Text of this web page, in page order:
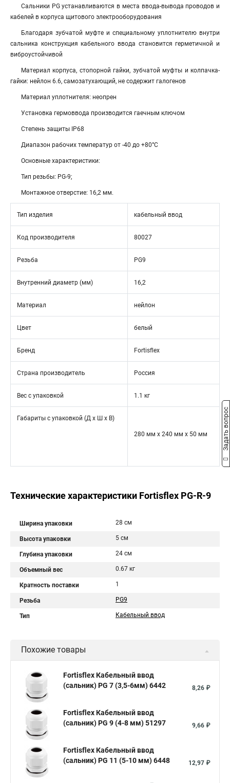
Сальники PG устанавливаются в места ввода-вывода проводов и
кабелей в корпуса щитового электрооборудования
Благодаря зубчатой муфте и специальному уплотнителю внутри
сальника конструкция кабельного ввода становится герметичной и
виброустойчивой
Материал корпуса, стопорной гайки, зубчатой муфты и колпачка-
гайки: нейлон 6.6, самозатухающий, не содержит галогенов
Материал уплотнителя: неопрен
Установка гермоввода производится гаечным ключом
Степень защиты IP68
Диапазон рабочих температур от -40 до +80°С
Основные характеристики:
Тип резьбы: PG-9;
Монтажное отверстие: 16,2 мм.
Тип изделия кабельный ввод
Код производителя 80027
Резьба PG9
Внутренний диаметр (мм) 16,2
Материал нейлон
Цвет белый
Бренд Fortisflex
Страна производитель Россия
Вес с упаковкой 1.1 кг
Габариты с упаковкой (Д х Ш х В)
280 мм x 240 мм x 50 мм
Технические характеристики Fortisflex PG-R-9
Ширина упаковки 28 см
Высота упаковки 5 см
Глубина упаковки 24 см
Объемный вес 0.67 кг
Кратность поставки 1
Резьба PG9
Тип Кабельный ввод
Похожие товары
Fortisflex Кабельный ввод
(сальник) PG 7 (3,5-6мм) 6442
8,26 ₽
Fortisflex Кабельный ввод
(сальник) PG 9 (4-8 мм) 51297
9,66 ₽
Fortisflex Кабельный ввод
(сальник) PG 11 (5-10 мм) 6448
12,97 ₽
Задать вопрос